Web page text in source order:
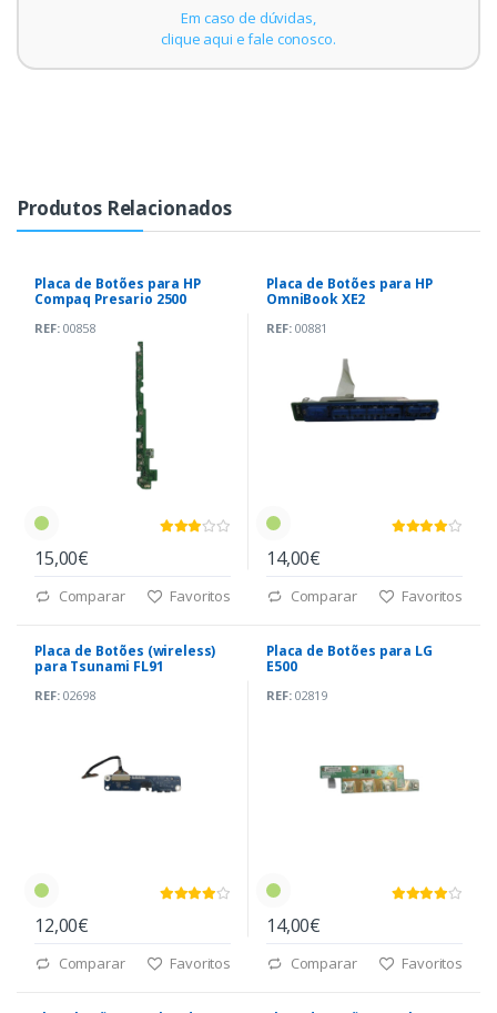
Em caso de dúvidas,
clique aqui e fale conosco.
Produtos Relacionados
Placa de Botões para HP
Compaq Presario 2500
REF:00858
15,00€
Comparar Favoritos
Placa de Botões para HP
OmniBook XE2
REF:00881
14,00€
Comparar Favoritos
Placa de Botões (wireless)
para Tsunami FL91
REF:02698
12,00€
Comparar Favoritos
Placa de Botões para LG
E500
REF:02819
14,00€
Comparar Favoritos